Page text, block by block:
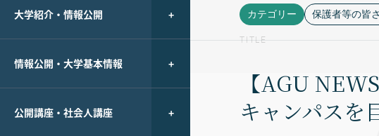
大学紹介・情報公開
情報公開・大学基本情報
公開講座・社会人講座
カテゴリー 保護者等の皆
TITLE
【AGU
キャンパスを